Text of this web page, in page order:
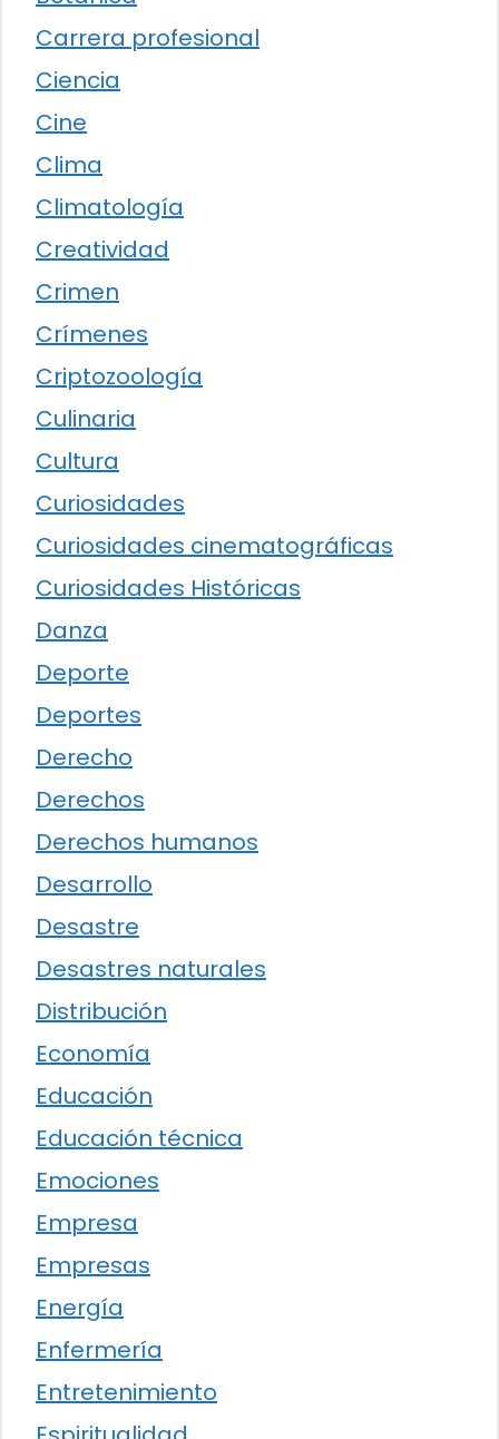
Carrera profesional
Ciencia
Cine
Clima
Climatología
Creatividad
Crimen
Crímenes
Criptozoología
Culinaria
Cultura
Curiosidades
Curiosidades cinematográficas
Curiosidades Históricas
Danza
Deporte
Deportes
Derecho
Derechos
Derechos humanos
Desarrollo
Desastre
Desastres naturales
Distribución
Economía
Educación
Educación técnica
Emociones
Empresa
Empresas
Energía
Enfermería
Entretenimiento